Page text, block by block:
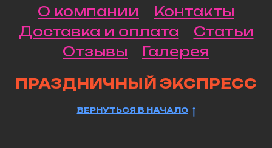
О компании
Контакты
Доставка и оплата
Статьи
Отзывы
Галерея
ПРАЗДНИЧНЫЙ ЭКСПРЕСС
ВЕРНУТЬСЯ В НАЧАЛО